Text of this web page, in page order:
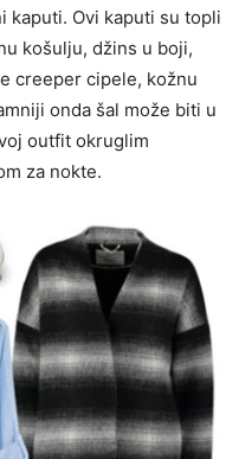
kaputi. Ovi kaputi su topli
košulju, džins u boji,
creeper cipele, kožnu
onda šal može biti u
outfit okruglim
za nokte.